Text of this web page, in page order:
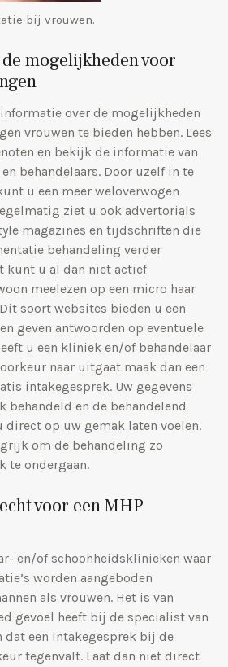
bij vrouwen.
mogelijkheden voor
over de mogelijkheden
vrouwen te bieden hebben. Lees
en bekijk de informatie van
behandelaars. Door uzelf in te
u een meer weloverwogen
ziet u ook advertorials
magazines en tijdschriften die
behandeling verder
kunt u al dan niet actief
meelezen op een micro haar
soort websites bieden u een
geven antwoorden op eventuele
u een kliniek en/of behandelaar
naar uitgaat maak dan een
intakegesprek. Uw gegevens
behandeld en de behandelend
op uw gemak laten voelen.
om de behandeling zo
te ondergaan.
voor een MHP
en/of schoonheidsklinieken waar
worden aangeboden
als vrouwen. Het is van
gevoel heeft bij de specialist van
dat een intakegesprek bij de
tegenvalt. Laat dan niet direct